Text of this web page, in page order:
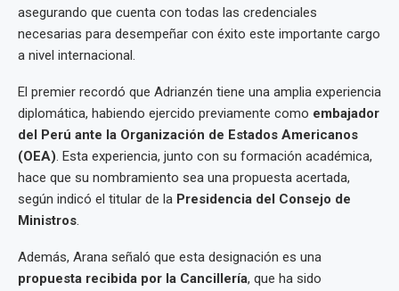
asegurando que cuenta con todas las credenciales
necesarias para desempeñar con éxito este importante cargo
a nivel internacional.
El premier recordó que Adrianzén tiene una amplia experiencia
diplomática, habiendo ejercido previamente como embajador
del Perú ante la Organización de Estados Americanos
(OEA). Esta experiencia, junto con su formación académica,
hace que su nombramiento sea una propuesta acertada,
según indicó el titular de la Presidencia del Consejo de
Ministros.
Además, Arana señaló que esta designación es una
propuesta recibida por la Cancillería, que ha sido